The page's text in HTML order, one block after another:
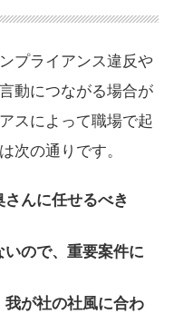
プライアンス違反や
動につながる場合が
スによって職場で起
次の通りです。
さんに任せるべき
ので、重要案件に
我が社の社風に合わ